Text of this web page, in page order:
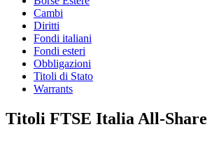
Cambi
Diritti
Fondi italiani
Fondi esteri
Obbligazioni
Titoli di Stato
Warrants
Titoli FTSE Italia All-Share